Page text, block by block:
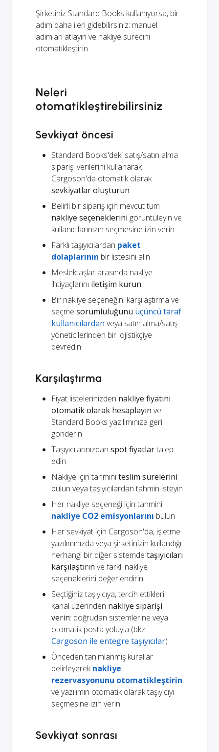
Şirketiniz Standard Books kullanıyorsa, bir
adım daha ileri gidebilirsiniz: manuel
adımları atlayın ve nakliye sürecini
otomatikleştirin.
Neleri
otomatikleştirebilirsiniz
Sevkiyat öncesi
Standard Books'deki satış/satın alma
siparişi verilerini kullanarak
Cargoson'da otomatik olarak
sevkiyatlar oluşturun
Belirli bir sipariş için mevcut tüm
nakliye seçeneklerini görüntüleyin ve
kullanıcılarınızın seçmesine izin verin
Farklı taşıyıcılardan paket
dolaplarının bir listesini alın
Meslektaşlar arasında nakliye
ihtiyaçlarını iletişim kurun
Bir nakliye seçeneğini karşılaştırma ve
seçme sorumluluğunu üçüncü taraf
kullanıcılardan veya satın alma/satış
yöneticilerinden bir lojistikçiye
devredin
Karşılaştırma
Fiyat listelerinizden nakliye fiyatını
otomatik olarak hesaplayın ve
Standard Books yazılımınıza geri
gönderin
Taşıyıcılarınızdan spot fiyatlartalep
edin
Nakliye için tahminiteslim sürelerini
bulun veya taşıyıcılardan tahmin isteyin
Her nakliye seçeneği için tahmini
nakliye CO2 emisyonlarını bulun
Her sevkiyat için Cargoson'da, işletme
yazılımınızda veya şirketinizin kullandığı
herhangi bir diğer sistemde taşıyıcıları
karşılaştırın ve farklı nakliye
seçeneklerini değerlendirin
Seçtiğiniz taşıyıcıya, tercih ettikleri
kanal üzerinden nakliye siparişi
verin: doğrudan sistemlerine veya
otomatik posta yoluyla (bkz.
Cargoson ile entegre taşıyıcılar)
Önceden tanımlanmış kurallar
belirleyereknakliye
rezervasyonunu otomatikleştirin
ve yazılımın otomatik olarak taşıyıcıyı
seçmesine izin verin
Sevkiyat sonrası